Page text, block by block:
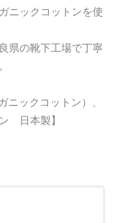
ニックコットンを使
県の靴下工場で丁寧
ックコットン）、
日本製】